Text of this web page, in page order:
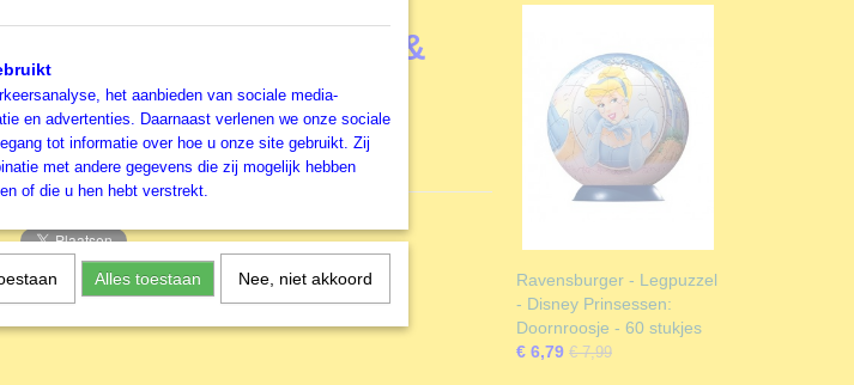
Ravensburger
- DWP: Hello Tigger &
Kinderpuzzels
Ravensburger - Legpuzzel
- Disney Prinsessen:
Doornroosje - 60 stukjes
€ 6,79 € 7,99
het aanbieden van sociale media-
en advertenties. Daarnaast verlenen we onze sociale
tot informatie over hoe u onze site gebruikt. Zij
met andere gegevens die zij mogelijk hebben
of die u hen hebt verstrekt.
Alles toestaan Nee, niet akkoord